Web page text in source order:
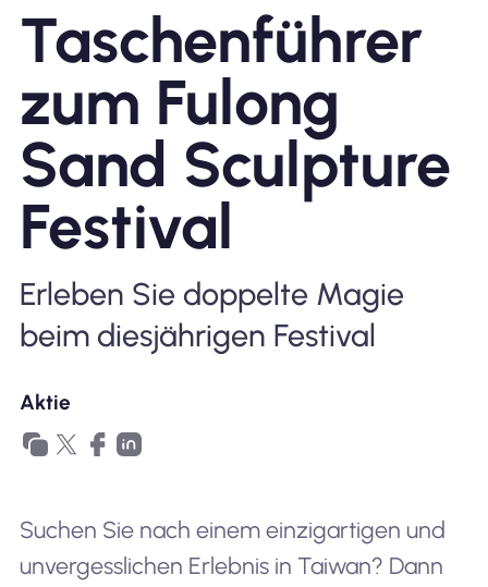
Shop-Tarife
Über eSIM
Verwendung einer eSIM
Für das Geschäft
Taschenführer
zum Fulong
Sand Sculpture
Festival
Erleben Sie doppelte Magie
beim diesjährigen Festival
Aktie
Suchen Sie nach einem einzigartigen und
unvergesslichen Erlebnis in Taiwan? Dann